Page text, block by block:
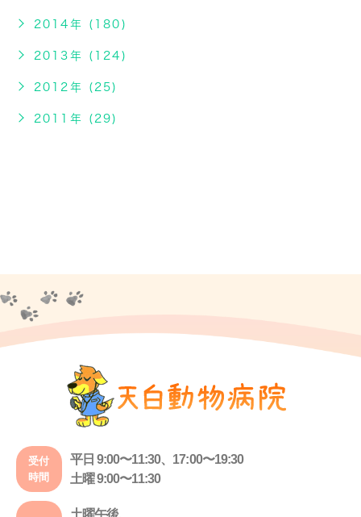
2014年 (180)
2013年 (124)
2012年 (25)
2011年 (29)
受付
時間
平日 9:00〜11:30、17:00〜19:30
土曜 9:00〜11:30
土曜午後、